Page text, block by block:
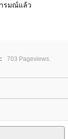
รมณ์แล้ว
703 Pageviews.